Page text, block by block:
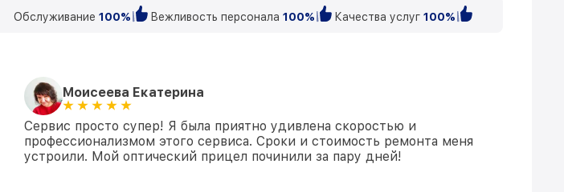
Обслуживание 100% Вежливость персонала 100% Качества услуг 100%
Моисеева Екатерина
Сервис просто супер! Я была приятно удивлена скоростью и
профессионализмом этого сервиса. Сроки и стоимость ремонта меня
устроили. Мой оптический прицел починили за пару дней!